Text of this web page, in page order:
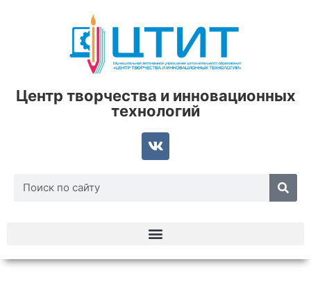
Центр творчества и инновационных
технологий